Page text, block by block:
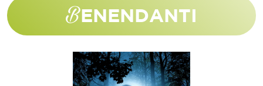
B ENENDANTI